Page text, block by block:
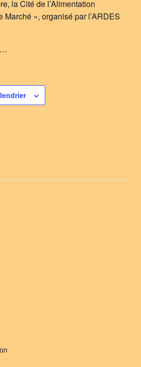
la Cité de l’Alimentation
Marché », organisé par l’ARDES